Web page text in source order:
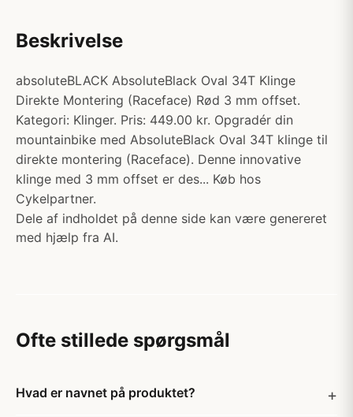
Beskrivelse
absoluteBLACK AbsoluteBlack Oval 34T Klinge
Direkte Montering (Raceface) Rød 3 mm offset.
Kategori: Klinger. Pris: 449.00 kr. Opgradér din
mountainbike med AbsoluteBlack Oval 34T klinge til
direkte montering (Raceface). Denne innovative
klinge med 3 mm offset er des... Køb hos
Cykelpartner.
Dele af indholdet på denne side kan være genereret
med hjælp fra AI.
Ofte stillede spørgsmål
Hvad er navnet på produktet?